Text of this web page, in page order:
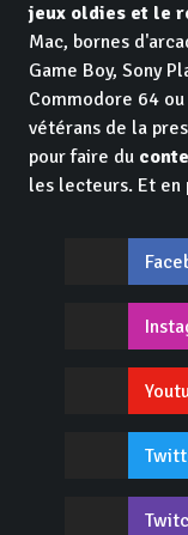
jeux oldies et le
Mac, bornes
Game Boy, Sony
Commodore 64
vétérans de la
pour faire du
les lecteurs. Et en